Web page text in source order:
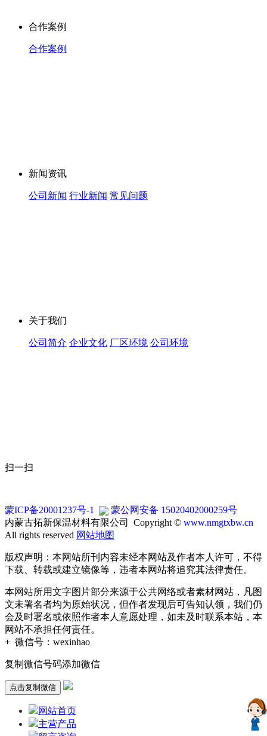
合作案例
合作案例
新闻资讯
公司新闻 行业新闻 常见问题
关于我们
公司简介 企业文化 厂区环境 公司环境
扫一扫
蒙ICP备20001237号-1
蒙公网安备 15020402000259号
内蒙古拓新保温材料有限公司 Copyright © www.nmgtxbw.cn
All rights reserved 网站地图
版权声明：本网站所刊内容未经本网站及作者本人许可，不得
下载、转载或建立镜像等，违者本网站将追究其法律责任。
本网站所用文字图片部分来源于公共网络或者素材网站，凡图
文未署名者均为原始状况，但作者发现后可告知认领，我们仍
会及时署名或依照作者本人意愿处理，如未及时联系本站，本
网站不承担任何责任。
+ 微信号： wexinhao
复制微信号码添加微信
点击复制微信
网站首页
主营产品